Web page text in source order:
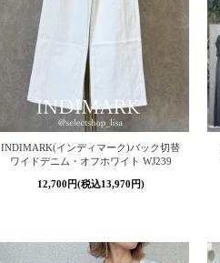
INDIMARK(インディマーク)バック切替
ワイドデニム・オフホワイト WJ239
12,700円(税込13,970円)